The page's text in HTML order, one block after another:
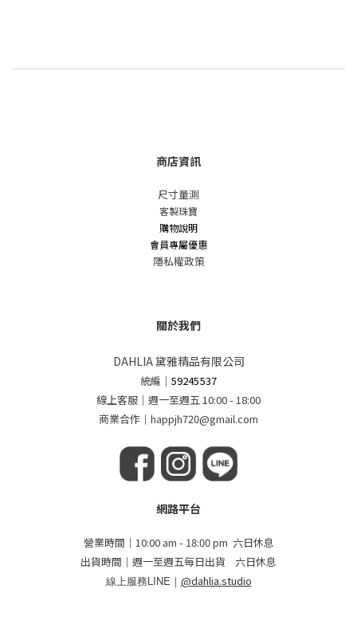
商店資訊
尺寸量測
客製珠寶
購物說明
會員專屬優惠
隱私權政策
關於我們
DAHLIA 黛雅精品有限公司
統編 ｜59245537
線上客服｜週一至週五 10:00 - 18:00
商業合作｜happjh720@gmail.com
網路平台
營業時間｜10:00 am - 18:00 pm 六日休息
出貨時間｜週一至週五每日出貨 六日休息
線上服務LINE｜ @dahlia.studio